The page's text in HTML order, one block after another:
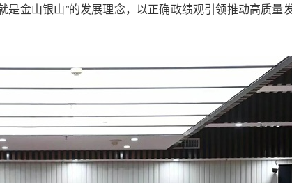
金山银山”的发展理念，以正确政绩观引领推动高质量